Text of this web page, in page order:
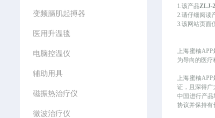
变频膈肌起搏器
医用升温毯
电脑控温仪
辅助用具
磁振热治疗仪
微波治疗仪
1.该产品ZLJ-
2.请仔细阅读
3.该网站页面
上海蜜柚
为导向的医疗
上海蜜柚
证，且深得广
中国进行产
协议并保持有